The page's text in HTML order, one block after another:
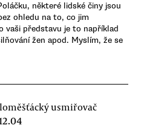
některé lidské činy jsou
ohledu na to, co jim
vaši představu je to například
žen apod. Myslím, že se
usmiřovač